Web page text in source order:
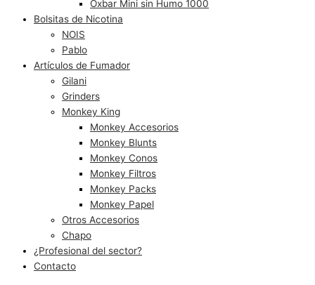
Oxbar Mini sin Humo 1000
Bolsitas de Nicotina
NOIS
Pablo
Artículos de Fumador
Gilani
Grinders
Monkey King
Monkey Accesorios
Monkey Blunts
Monkey Conos
Monkey Filtros
Monkey Packs
Monkey Papel
Otros Accesorios
Chapo
¿Profesional del sector?
Contacto